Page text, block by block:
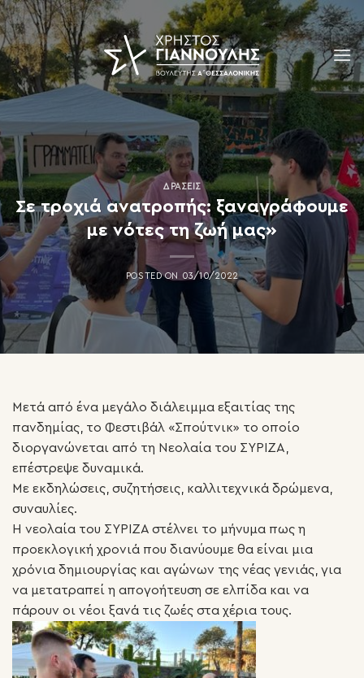
Skip
to
content
ΔΡΆΣΕΙΣ
Σε τροχιά ανατροπής: ξαναγράφουμε
με νότες τη ζωή μας»
POSTED ON 03/10/2022
Μετά από ένα μεγάλο διάλειμμα εξαιτίας της
πανδημίας, το Φεστιβάλ «Σπούτνικ» το οποίο
διοργανώνεται από τη Νεολαία του ΣΥΡΙΖΑ,
επέστρεψε δυναμικά.
Με εκδηλώσεις, συζητήσεις, καλλιτεχνικά δρώμενα,
συναυλίες.
Η νεολαία του ΣΥΡΙΖΑ στέλνει το μήνυμα πως η
προεκλογική χρονιά που διανύουμε θα είναι μια
χρόνια δημιουργίας και αγώνων της νέας γενιάς, για
να μετατραπεί η απογοήτευση σε ελπίδα και να
πάρουν οι νέοι ξανά τις ζωές στα χέρια τους.